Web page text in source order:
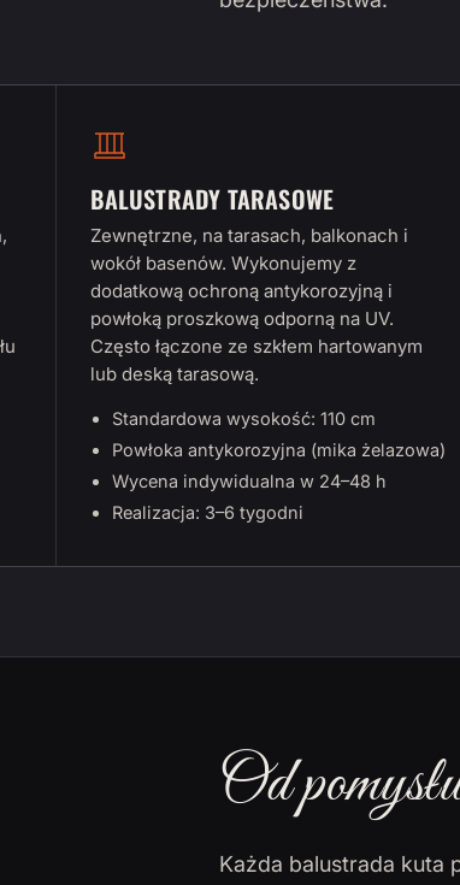
BALUSTRADY TARASOWE
Zewnętrzne, na tarasach, balkonach i
wokół basenów. Wykonujemy z
dodatkową ochroną antykorozyjną i
powłoką proszkową odporną na UV.
Często łączone ze szkłem hartowanym
lub deską tarasową.
Standardowa wysokość: 110 cm
Powłoka antykorozyjna (mika żelazowa)
Wycena indywidualna w 24–48 h
Realizacja: 3–6 tygodni
Od
Każda balustrada kuta